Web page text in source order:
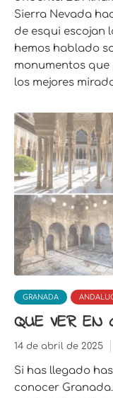
Sierra Nevada
de esqui escojan
hemos hablado
monumentos
los mejores
GRANADA
QUE VER EN
14 de abril de 2025
Si has llegado
conocer